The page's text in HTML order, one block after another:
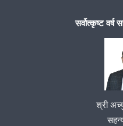
मिति २०७८।०९।१८ गते समन्वय
सर्वोत्कृष्ट
श्री